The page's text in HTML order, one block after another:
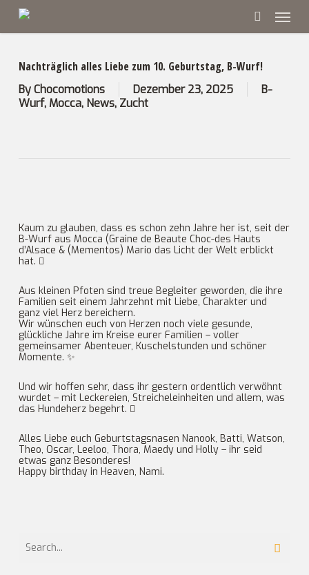
content
search
Menu
Nachträglich alles Liebe zum 10. Geburtstag, B-Wurf!
ByChocomotions Dezember 23, 2025
B-
Wurf, Mocca, News, Zucht
Kaum zu glauben, dass es schon zehn Jahre her ist, seit der
B-Wurf aus Mocca (Graine de Beaute Choc-des Hauts
d’Alsace & (Mementos) Mario das Licht der Welt erblickt
hat. 
Aus kleinen Pfoten sind treue Begleiter geworden, die ihre
Familien seit einem Jahrzehnt mit Liebe, Charakter und
ganz viel Herz bereichern.
Wir wünschen euch von Herzen noch viele gesunde,
glückliche Jahre im Kreise eurer Familien – voller
gemeinsamer Abenteuer, Kuschelstunden und schöner
Momente. ✨
Und wir hoffen sehr, dass ihr gestern ordentlich verwöhnt
wurdet – mit Leckereien, Streicheleinheiten und allem, was
das Hundeherz begehrt. 
Alles Liebe euch Geburtstagsnasen Nanook, Batti, Watson,
Theo, Oscar, Leeloo, Thora, Maedy und Holly – ihr seid
etwas ganz Besonderes!
Happy birthday in Heaven, Nami.